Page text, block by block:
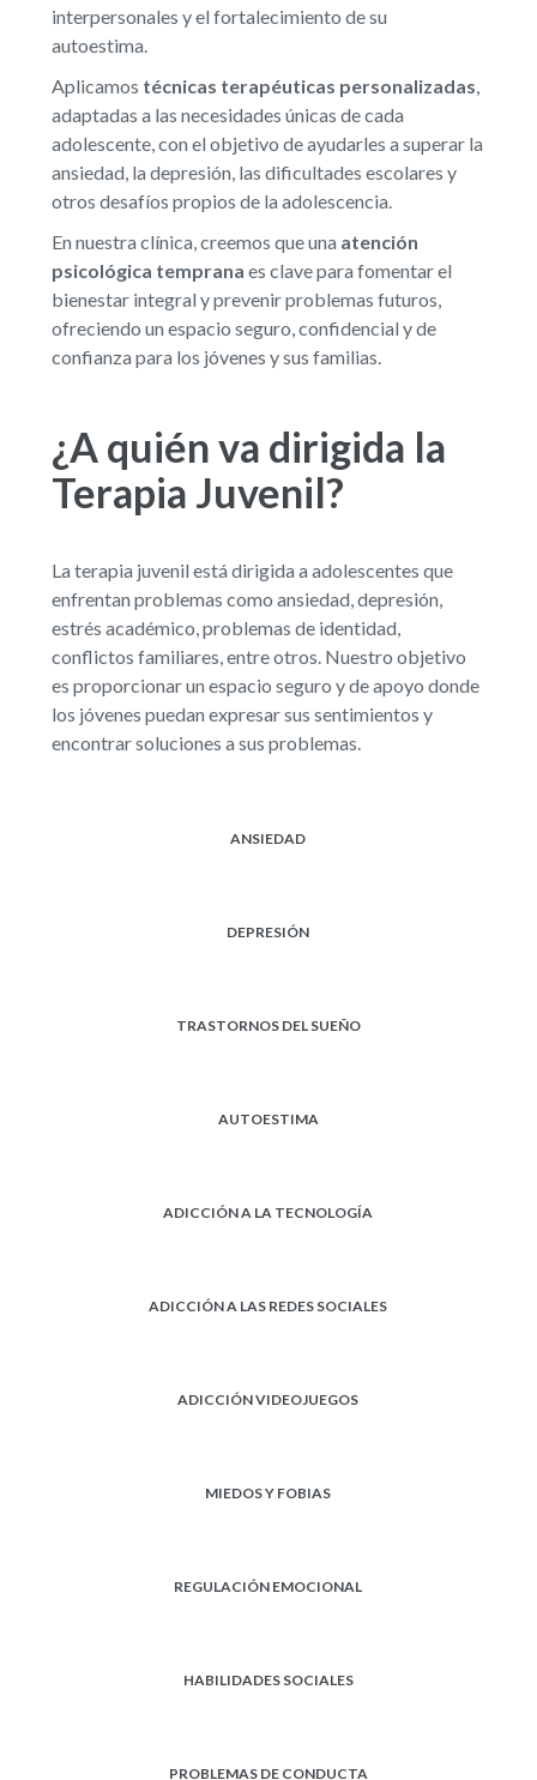
interpersonales y el fortalecimiento de su
autoestima.
Aplicamos técnicas terapéuticas personalizadas,
adaptadas a las necesidades únicas de cada
adolescente, con el objetivo de ayudarles a superar la
ansiedad, la depresión, las dificultades escolares y
otros desafíos propios de la adolescencia.
En nuestra clínica, creemos que una atención
psicológica temprana es clave para fomentar el
bienestar integral y prevenir problemas futuros,
ofreciendo un espacio seguro, confidencial y de
confianza para los jóvenes y sus familias.
¿A quién va dirigida la
Terapia Juvenil?
La terapia juvenil está dirigida a adolescentes que
enfrentan problemas como ansiedad, depresión,
estrés académico, problemas de identidad,
conflictos familiares, entre otros. Nuestro objetivo
es proporcionar un espacio seguro y de apoyo donde
los jóvenes puedan expresar sus sentimientos y
encontrar soluciones a sus problemas.
ANSIEDAD
DEPRESIÓN
TRASTORNOS DEL SUEÑO
AUTOESTIMA
ADICCIÓN A LA TECNOLOGÍA
ADICCIÓN A LAS REDES SOCIALES
ADICCIÓN VIDEOJUEGOS
MIEDOS Y FOBIAS
REGULACIÓN EMOCIONAL
HABILIDADES SOCIALES
PROBLEMAS DE CONDUCTA